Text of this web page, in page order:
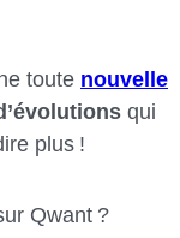
toute nouvelle
qui
plus !
Qwant ?